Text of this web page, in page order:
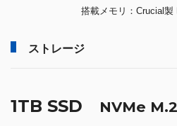
搭載メモリ：Crucial
ストレージ
1TB SSD NVMe